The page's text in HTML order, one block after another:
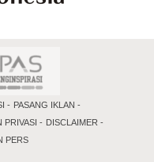
PASANG IKLAN
PRIVASI
DISCLAIMER
PERS